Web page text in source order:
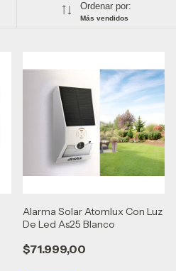
Ordenar por:
Más vendidos
Alarma Solar Atomlux Con Luz
De Led As25 Blanco
$71.999,00